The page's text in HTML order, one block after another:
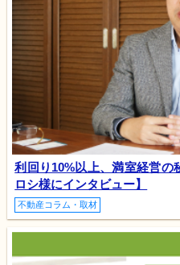
利回り10%以上、満室経営の
ロシ様にインタビュー】
不動産コラム・取材